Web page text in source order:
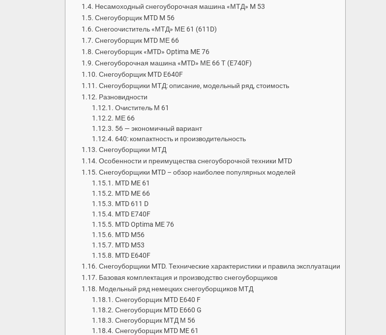
Несамоходный снегоуборочная машина «МТД» M 53
Снегоуборщик MTD M 56
Снегоочиститель «МТД» МЕ 61 (611D)
Снегоуборщик MTD МЕ 66
Снегоуборщик «MTD» Optima ME 76
Снегоуборочная машина «MTD» МЕ 66 Т (E740F)
Снегоуборщик MTD E640F
Снегоуборщики МТД: описание, модельный ряд, стоимость
Разновидности
Очиститель М 61
МЕ 66
56 — экономичный вариант
640: компактность и производительность
Снегоуборщики МТД
Особенности и преимущества снегоуборочной техники MTD
Снегоуборщики MTD – обзор наиболее популярных моделей
MTD ME 61
MTD ME 66
MTD 611 D
MTD E740F
MTD Optima ME 76
MTD M56
MTD M53
MTD E640F
Снегоуборщики MTD. Технические характеристики и правила эксплуатации
Базовая комплектация и производство снегоуборщиков
Модельный ряд немецких снегоуборщиков МТД
Снегоуборщик MTD E640 F
Снегоуборщик MTD E660 G
Снегоуборщик МТД М 56
Снегоуборщик MTD ME 61